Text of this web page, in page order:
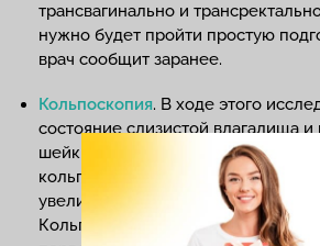
трансвагинально и
нужно будет пройти простую
врач сообщит заранее.
Кольпоскопия. В ходе этого
состояние слизистой влагалища и
шейки матки с помощью
кольпоскопа. Он позволяет
увеличением и выявить
Кольпоскопия может быть